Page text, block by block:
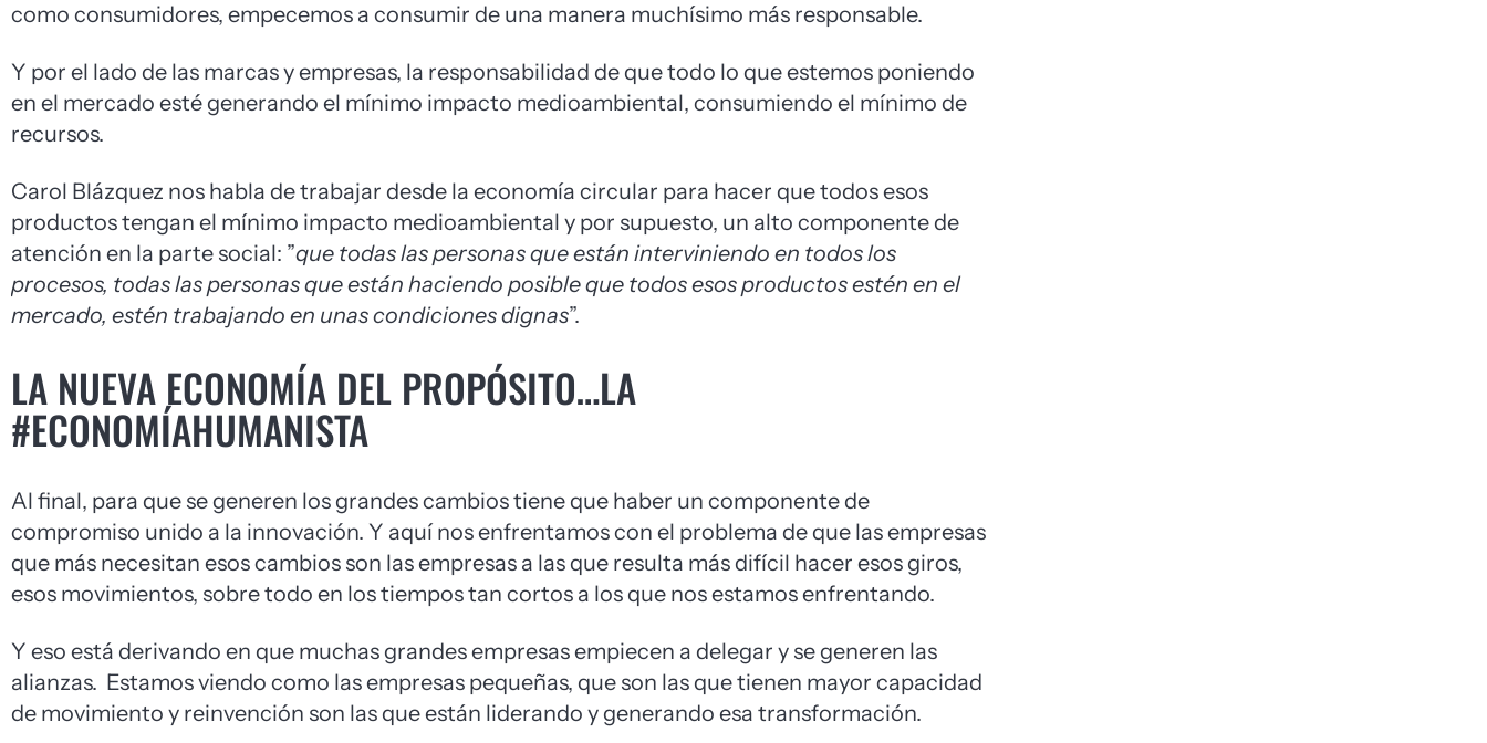
como consumidores, empecemos a consumir de una manera muchísimo más responsable.
Y por el lado de las marcas y empresas, la responsabilidad de que todo lo que estemos poniendo
en el mercado esté generando el mínimo impacto medioambiental, consumiendo el mínimo de
recursos.
Carol Blázquez nos habla de trabajar desde la economía circular para hacer que todos esos
productos tengan el mínimo impacto medioambiental y por supuesto, un alto componente de
atención en la parte social: ”que todas las personas que están interviniendo en todos los
procesos, todas las personas que están haciendo posible que todos esos productos estén en el
mercado, estén trabajando en unas condiciones dignas”.
LA NUEVA ECONOMÍA DEL PROPÓSITO…LA
#ECONOMÍAHUMANISTA
Al final, para que se generen los grandes cambios tiene que haber un componente de
compromiso unido a la innovación. Y aquí nos enfrentamos con el problema de que las empresas
que más necesitan esos cambios son las empresas a las que resulta más difícil hacer esos giros,
esos movimientos, sobre todo en los tiempos tan cortos a los que nos estamos enfrentando.
Y eso está derivando en que muchas grandes empresas empiecen a delegar y se generen las
alianzas. Estamos viendo como las empresas pequeñas, que son las que tienen mayor capacidad
de movimiento y reinvención son las que están liderando y generando esa transformación.